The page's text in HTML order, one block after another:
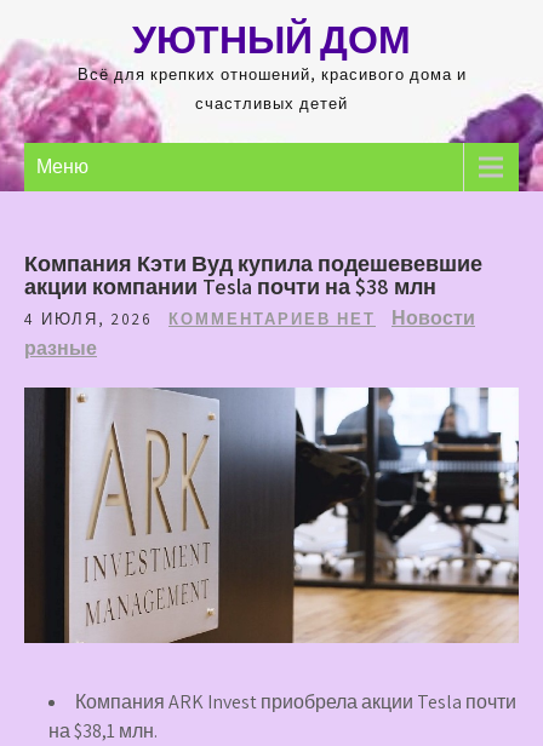
содержимому
УЮТНЫЙ ДОМ
Всё для крепких отношений, красивого дома и
счастливых детей
Меню
Компания Кэти Вуд купила подешевевшие
акции компании Tesla почти на $38 млн
4 ИЮЛЯ, 2026 КОММЕНТАРИЕВ НЕТ
Новости
разные
Компания ARK Invest приобрела акции Tesla почти
на $38,1 млн.